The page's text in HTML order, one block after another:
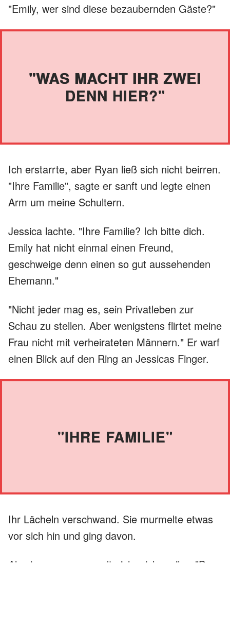
"Emily, wer sind diese bezaubernden Gäste?"
"WAS MACHT IHR ZWEI
DENN HIER?"
Ich erstarrte, aber Ryan ließ sich nicht beirren.
"Ihre Familie", sagte er sanft und legte einen
Arm um meine Schultern.
Jessica lachte. "Ihre Familie? Ich bitte dich.
Emily hat nicht einmal einen Freund,
geschweige denn einen so gut aussehenden
Ehemann."
"Nicht jeder mag es, sein Privatleben zur
Schau zu stellen. Aber wenigstens flirtet meine
Frau nicht mit verheirateten Männern." Er warf
einen Blick auf den Ring an Jessicas Finger.
"IHRE FAMILIE"
Ihr Lächeln verschwand. Sie murmelte etwas
vor sich hin und ging davon.
Als sie weg war, wandte ich mich an ihn. "Du